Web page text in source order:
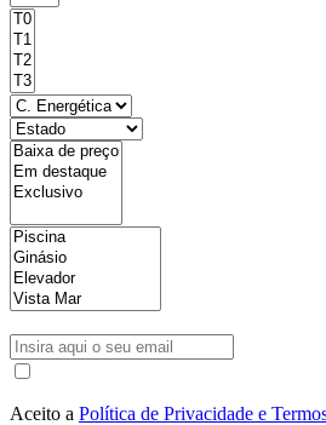
Aceito a Política de Privacidade e